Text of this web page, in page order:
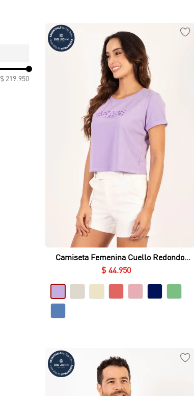
$ 219.950
Vista rápida
Camiseta Femenina Cuello Redondo
Silueta Cajón Essential en Lycra Fría
$ 44. 950